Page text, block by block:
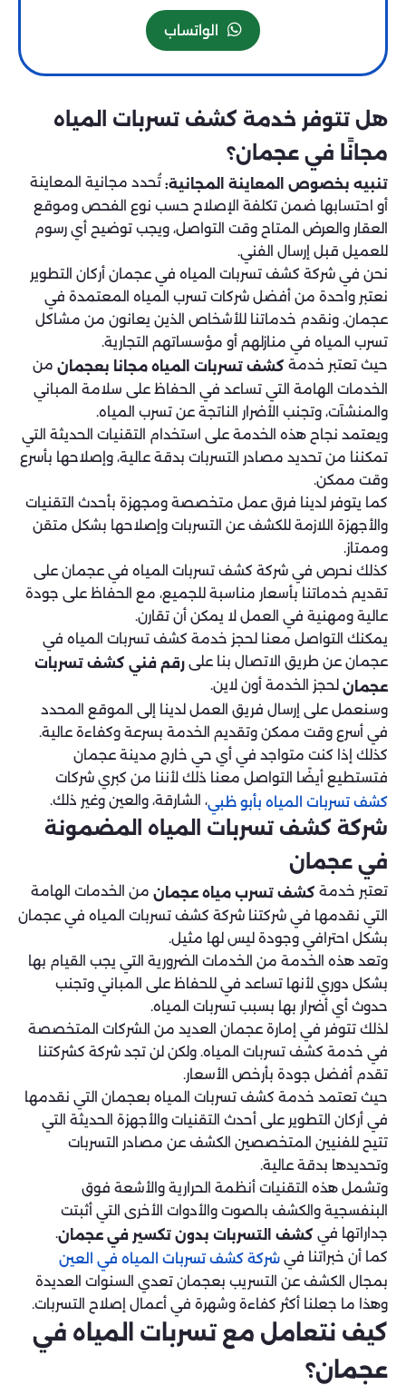
الواتساب
هل تتوفر خدمة كشف تسربات المياه
مجانًا في عجمان؟
تنبيه بخصوص المعاينة المجانية: تُحدد مجانية المعاينة
أو احتسابها ضمن تكلفة الإصلاح حسب نوع الفحص وموقع
العقار والعرض المتاح وقت التواصل، ويجب توضيح أي رسوم
للعميل قبل إرسال الفني.
نحن في شركة كشف تسربات المياه في عجمان أركان التطوير
نعتبر واحدة من أفضل شركات تسرب المياه المعتمدة في
عجمان. ونقدم خدماتنا للأشخاص الذين يعانون من مشاكل
تسرب المياه في منازلهم أو مؤسساتهم التجارية.
حيث تعتبر خدمة كشف تسربات المياه مجانا بعجمان من
الخدمات الهامة التي تساعد في الحفاظ على سلامة المباني
والمنشآت، وتجنب الأضرار الناتجة عن تسرب المياه.
ويعتمد نجاح هذه الخدمة على استخدام التقنيات الحديثة التي
تمكننا من تحديد مصادر التسربات بدقة عالية، وإصلاحها بأسرع
وقت ممكن.
كما يتوفر لدينا فرق عمل متخصصة ومجهزة بأحدث التقنيات
والأجهزة اللازمة للكشف عن التسربات وإصلاحها بشكل متقن
وممتاز.
كذلك نحرص في شركة كشف تسربات المياه في عجمان على
تقديم خدماتنا بأسعار مناسبة للجميع، مع الحفاظ على جودة
عالية ومهنية في العمل لا يمكن أن تقارن.
يمكنك التواصل معنا لحجز خدمة كشف تسربات المياه في
عجمان عن طريق الاتصال بنا على رقم فني كشف تسربات
عجمان لحجز الخدمة أون لاين.
وسنعمل على إرسال فريق العمل لدينا إلى الموقع المحدد
في أسرع وقت ممكن وتقديم الخدمة بسرعة وكفاءة عالية.
كذلك إذا كنت متواجد في أي حي خارج مدينة عجمان
فتستطيع أيضًا التواصل معنا ذلك لأننا من كبري شركات
كشف تسربات المياه بأبو ظبي، الشارقة، والعين وغير ذلك.
شركة كشف تسربات المياه المضمونة
في عجمان
تعتبر خدمة كشف تسرب مياه عجمان من الخدمات الهامة
التي نقدمها في شركتنا شركة كشف تسربات المياه في عجمان
بشكل احترافي وجودة ليس لها مثيل.
وتعد هذه الخدمة من الخدمات الضرورية التي يجب القيام بها
بشكل دوري لأنها تساعد في للحفاظ على المباني وتجنب
حدوث أي أضرار بها بسبب تسربات المياه.
لذلك تتوفر في إمارة عجمان العديد من الشركات المتخصصة
في خدمة كشف تسربات المياه. ولكن لن تجد شركة كشركتنا
تقدم أفضل جودة بأرخص الأسعار.
حيث تعتمد خدمة كشف تسربات المياه بعجمان التي نقدمها
في أركان التطوير على أحدث التقنيات والأجهزة الحديثة التي
تتيح للفنيين المتخصصين الكشف عن مصادر التسربات
وتحديدها بدقة عالية.
وتشمل هذه التقنيات أنظمة الحرارية والأشعة فوق
البنفسجية والكشف بالصوت والأدوات الأخرى التي أثبتت
جداراتها في كشف التسربات بدون تكسير في عجمان.
كما أن خبراتنا في شركة كشف تسربات المياه في العين
بمجال الكشف عن التسريب بعجمان تعدي السنوات العديدة
وهذا ما جعلنا أكثر كفاءة وشهرة في أعمال إصلاح التسربات.
كيف نتعامل مع تسربات المياه في
عجمان؟